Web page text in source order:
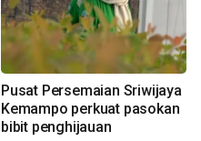
Pusat Persemaian Sriwijaya
Kemampo perkuat pasokan
bibit penghijauan